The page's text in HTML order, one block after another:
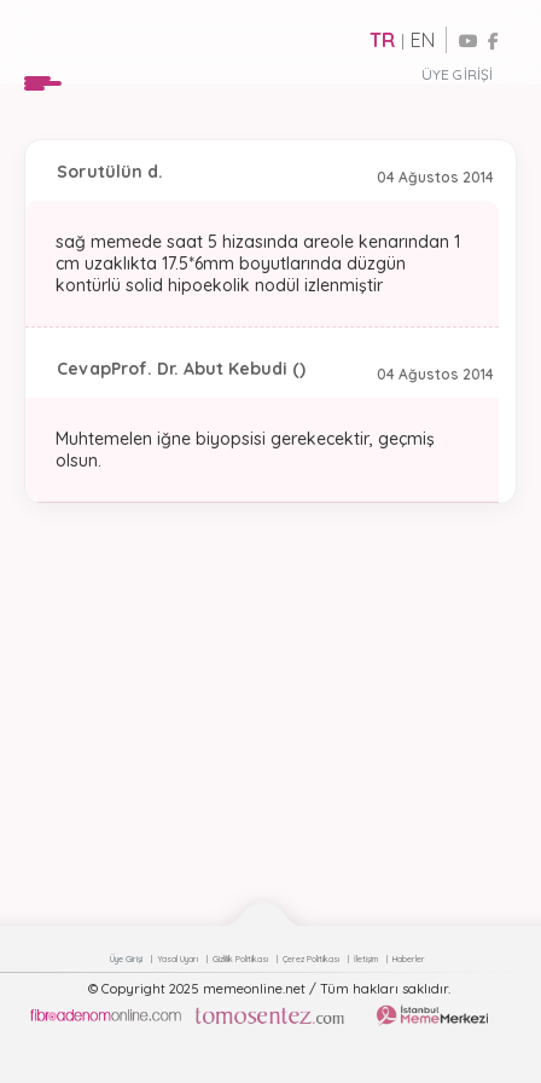
ÜYE GIRIŞI
TR | EN
04 Ağustos 2014
Sorutülün d.
sağ memede saat 5 hizasında areole kenarından 1
cm uzaklıkta 17.5*6mm boyutlarında düzgün
kontürlü solid hipoekolik nodül izlenmiştir
04 Ağustos 2014
CevapProf. Dr. Abut Kebudi ()
Muhtemelen iğne biyopsisi gerekecektir, geçmiş
olsun.
Üye Girişi Yasal Uyarı Gizlilik Politikası Çerez Politikası İletişim Haberler
© Copyright 2025 memeonline.net / Tüm hakları saklıdır.